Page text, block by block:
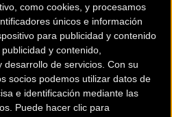
como cookies, y procesamos
únicos e información
para publicidad y contenido
y contenido,
de servicios. Con su
socios podemos utilizar datos de
e identificación mediante las
Puede hacer clic para
junior, sub23 y élite
masculino